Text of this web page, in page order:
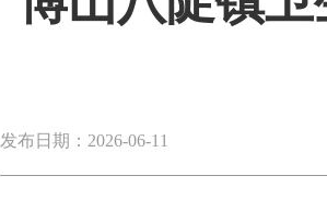
发布日期：2026-06-11